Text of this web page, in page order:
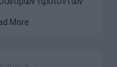
More